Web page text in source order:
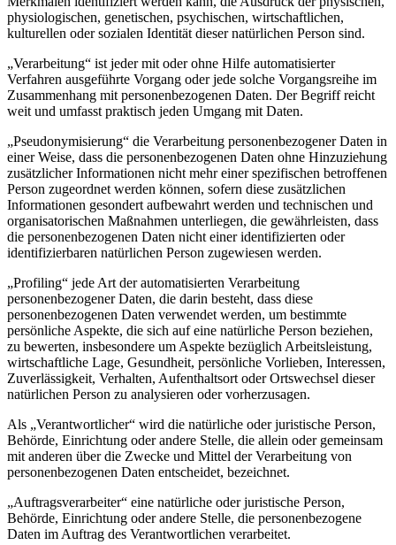
physiologischen, genetischen, psychischen, wirtschaftlichen,
kulturellen oder sozialen Identität dieser natürlichen Person sind.
„Verarbeitung“ ist jeder mit oder ohne Hilfe automatisierter
Verfahren ausgeführte Vorgang oder jede solche Vorgangsreihe im
Zusammenhang mit personenbezogenen Daten. Der Begriff reicht
weit und umfasst praktisch jeden Umgang mit Daten.
„Pseudonymisierung“ die Verarbeitung personenbezogener Daten in
einer Weise, dass die personenbezogenen Daten ohne Hinzuziehung
zusätzlicher Informationen nicht mehr einer spezifischen betroffenen
Person zugeordnet werden können, sofern diese zusätzlichen
Informationen gesondert aufbewahrt werden und technischen und
organisatorischen Maßnahmen unterliegen, die gewährleisten, dass
die personenbezogenen Daten nicht einer identifizierten oder
identifizierbaren natürlichen Person zugewiesen werden.
„Profiling“ jede Art der automatisierten Verarbeitung
personenbezogener Daten, die darin besteht, dass diese
personenbezogenen Daten verwendet werden, um bestimmte
persönliche Aspekte, die sich auf eine natürliche Person beziehen,
zu bewerten, insbesondere um Aspekte bezüglich Arbeitsleistung,
wirtschaftliche Lage, Gesundheit, persönliche Vorlieben, Interessen,
Zuverlässigkeit, Verhalten, Aufenthaltsort oder Ortswechsel dieser
natürlichen Person zu analysieren oder vorherzusagen.
Als „Verantwortlicher“ wird die natürliche oder juristische Person,
Behörde, Einrichtung oder andere Stelle, die allein oder gemeinsam
mit anderen über die Zwecke und Mittel der Verarbeitung von
personenbezogenen Daten entscheidet, bezeichnet.
„Auftragsverarbeiter“ eine natürliche oder juristische Person,
Behörde, Einrichtung oder andere Stelle, die personenbezogene
Daten im Auftrag des Verantwortlichen verarbeitet.